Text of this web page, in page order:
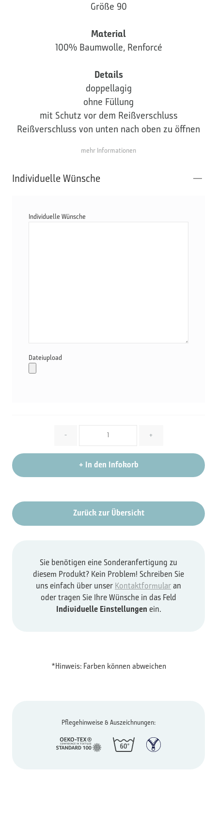
Größe 90
Material
100% Baumwolle, Renforcé
Details
doppellagig
ohne Füllung
mit Schutz vor dem Reißverschluss
Reißverschluss von unten nach oben zu öffnen
mehr Informationen
Individuelle Wünsche
Individuelle Wünsche
Dateiupload
- +
+ In den Infokorb
Zurück zur Übersicht
Sie benötigen eine Sonderanfertigung zu
diesem Produkt? Kein Problem! Schreiben Sie
uns einfach über unser Kontaktformular an
oder tragen Sie Ihre Wünsche in das Feld
Individuelle Einstellungen ein.
*Hinweis: Farben können abweichen
Pflegehinweise & Auszeichnungen: